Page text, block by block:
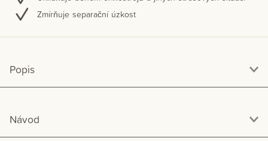
Zmírňuje separační úzkost
Popis
Návod